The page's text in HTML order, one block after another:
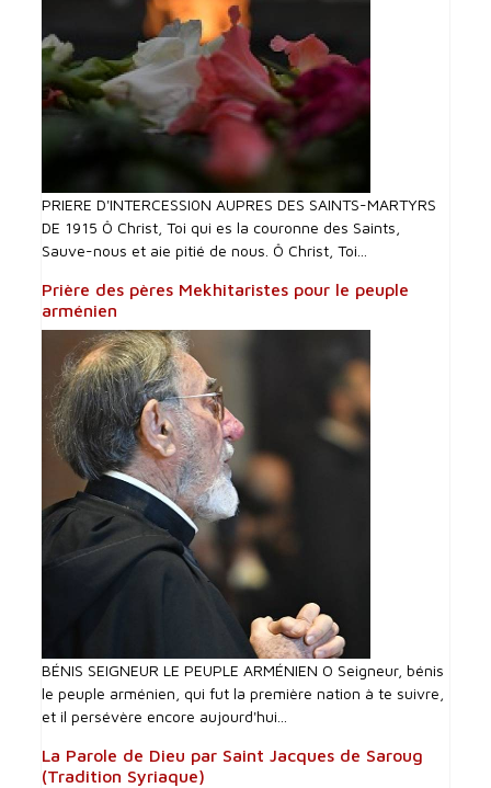
PRIERE D'INTERCESSI0N AUPRES DES SAINTS-MARTYRS
DE 1915 Ô Christ, Toi qui es la couronne des Saints,
Sauve-nous et aie pitié de nous. Ô Christ, Toi...
Prière des pères Mekhitaristes pour le peuple
arménien
BÉNIS SEIGNEUR LE PEUPLE ARMÉNIEN O Seigneur, bénis
le peuple arménien, qui fut la première nation à te suivre,
et il persévère encore aujourd'hui...
La Parole de Dieu par Saint Jacques de Saroug
(Tradition Syriaque)